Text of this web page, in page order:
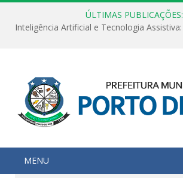
ÚLTIMAS PUBLICAÇÕES:
MENU